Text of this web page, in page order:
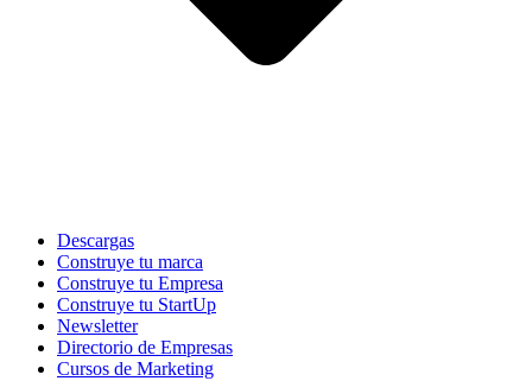
Descargas
Construye tu marca
Construye tu Empresa
Construye tu StartUp
Newsletter
Directorio de Empresas
Cursos de Marketing